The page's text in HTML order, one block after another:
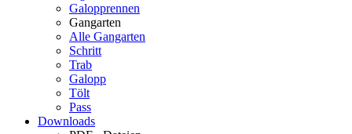
Galopprennen
Gangarten
Alle Gangarten
Schritt
Trab
Galopp
Tölt
Pass
Downloads